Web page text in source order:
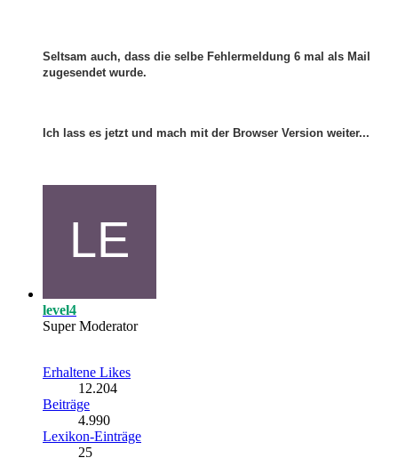
Seltsam auch, dass die selbe Fehlermeldung 6 mal als Mail
zugesendet wurde.
Ich lass es jetzt und mach mit der Browser Version weiter...
level4
Super Moderator
Erhaltene Likes
12.204
Beiträge
4.990
Lexikon-Einträge
25